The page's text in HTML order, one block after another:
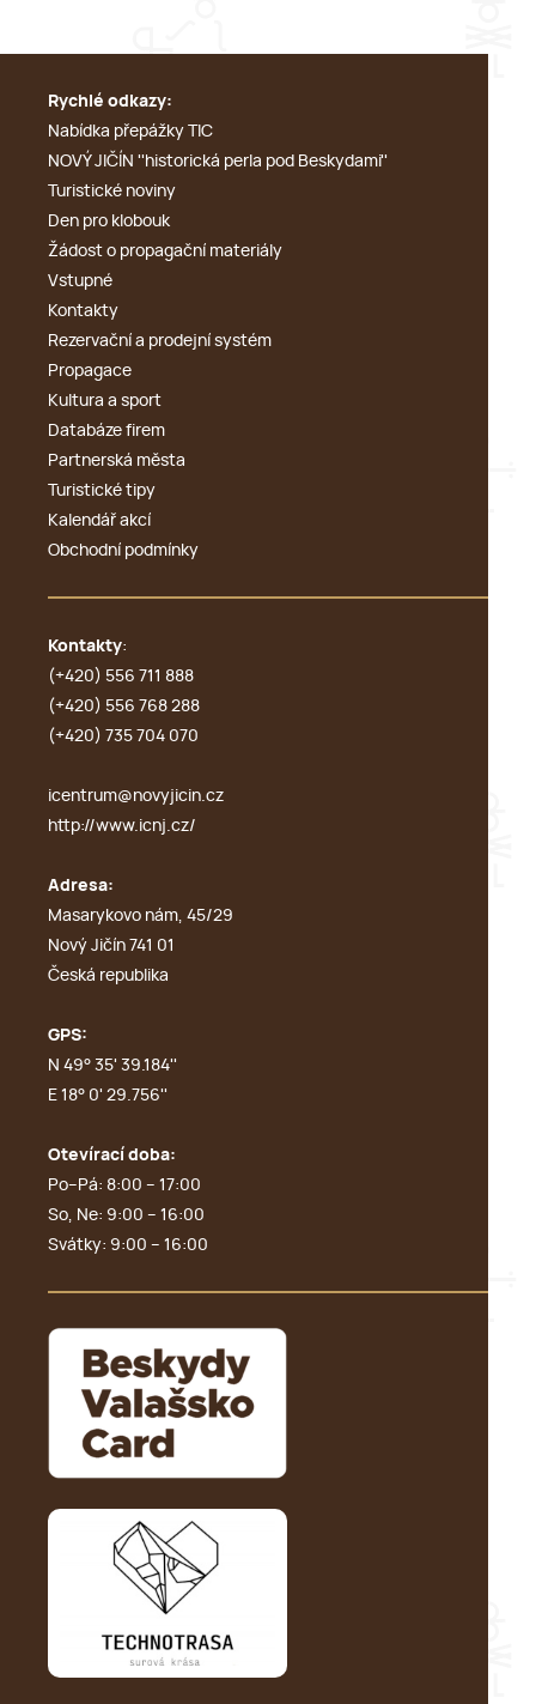
Rychlé odkazy:
Nabídka přepážky TIC
NOVÝ JIČÍN ''historická perla pod Beskydami''
Turistické noviny
Den pro klobouk
Žádost o propagační materiály
Vstupné
Kontakty
Rezervační a prodejní systém
Propagace
Kultura a sport
Databáze firem
Partnerská města
Turistické tipy
Kalendář akcí
Obchodní podmínky
Kontakty:
(+420) 556 711 888
(+420) 556 768 288
(+420) 735 704 070
icentrum@novyjicin.cz
http://www.icnj.cz/
Adresa:
Masarykovo nám, 45/29
Nový Jičín 741 01
Česká republika
GPS:
N 49° 35' 39.184''
E 18° 0' 29.756''
Otevírací doba:
Po–Pá: 8:00 – 17:00
So, Ne: 9:00 – 16:00
Svátky: 9:00 – 16:00